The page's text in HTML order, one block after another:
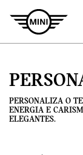
PERSONALIZA O
ENERGIA E
ELEGANTES.